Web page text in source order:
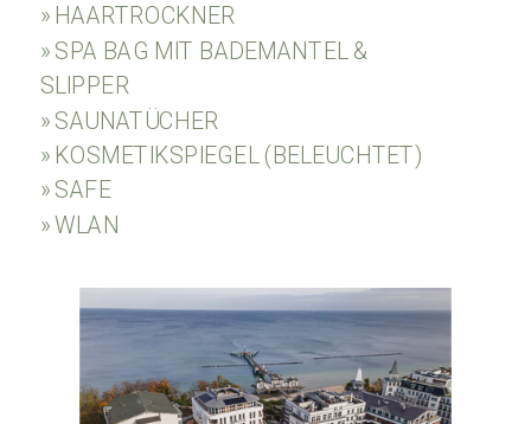
» HAARTROCKNER
» SPA BAG MIT BADEMANTEL &
SLIPPER
» SAUNATÜCHER
» KOSMETIKSPIEGEL (BELEUCHTET)
» SAFE
» WLAN